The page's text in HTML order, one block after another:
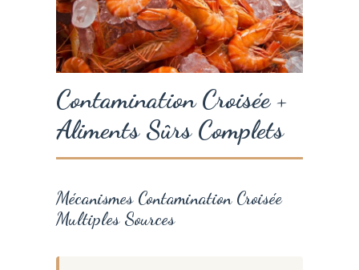
Contamination Croisée +
Aliments Sûrs Complets
Mécanismes Contamination Croisée
Multiples Sources